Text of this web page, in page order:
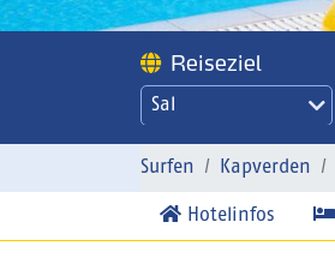
Reiseziel
Sal
Surfen Kapverden
Hotelinfos